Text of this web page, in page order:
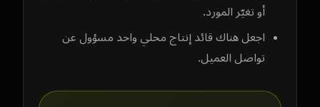
أو تغيّر المورد.
اجعل هناك قائد إنتاج محلي واحد مسؤول عن
تواصل العميل.